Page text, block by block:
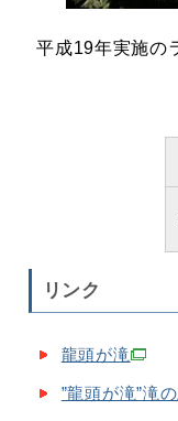
平成19年実施の
リンク
龍頭が滝
”龍頭が滝”滝